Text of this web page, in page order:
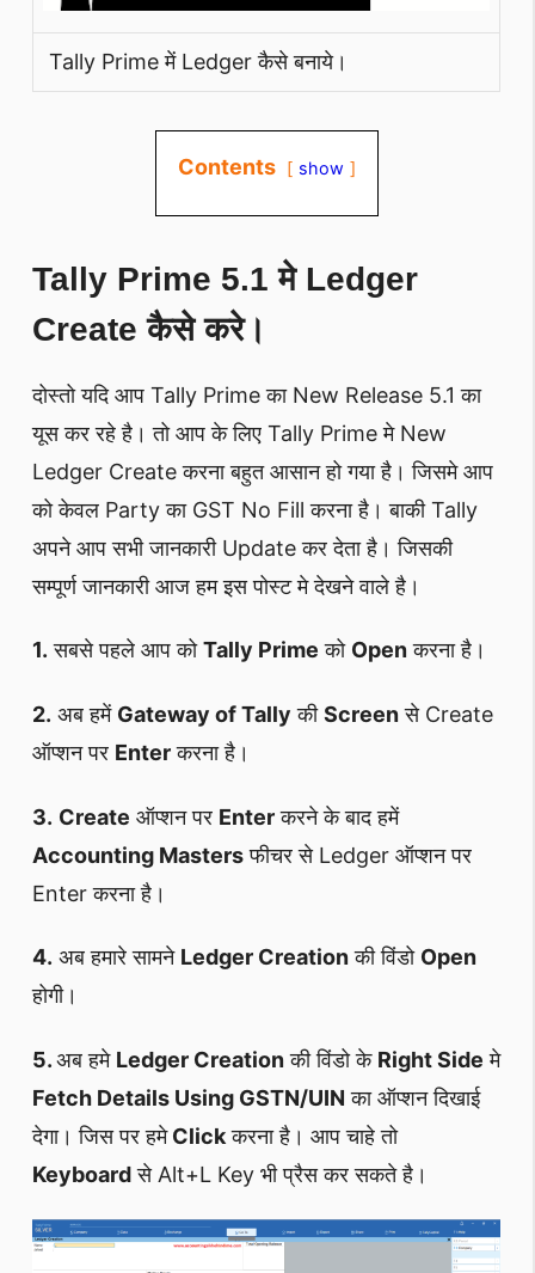
Tally Prime में Ledger कैसे बनाये।
Contents show
Tally Prime 5.1 मे Ledger
Create कैसे करे।
दोस्तो यदि आप Tally Prime का New Release 5.1 का
यूस कर रहे है। तो आप के लिए Tally Prime मे New
Ledger Create करना बहुत आसान हो गया है। जिसमे आप
को केवल Party का GST No Fill करना है। बाकी Tally
अपने आप सभी जानकारी Update कर देता है। जिसकी
सम्पूर्ण जानकारी आज हम इस पोस्ट मे देखने वाले है।
1. सबसे पहले आप कोTally Prime को Openकरना है।
2. अब हमें Gateway of Tally कीScreenसे Create
ऑप्शन पर Enterकरना है।
3. Create ऑप्शन पर Enterकरने के बाद हमें
Accounting Mastersफीचर से Ledger ऑप्शन पर
Enter करना है।
4. अब हमारे सामने Ledger Creationकी विंडो Open
होगी।
5.अब हमे Ledger Creationकी विंडो के Right Side मे
Fetch Details Using GSTN/UIN का ऑप्शन दिखाई
देगा। जिस पर हमेClickकरना है। आप चाहे तो
Keyboardसे Alt+L Key भी प्रैस कर सकते है।